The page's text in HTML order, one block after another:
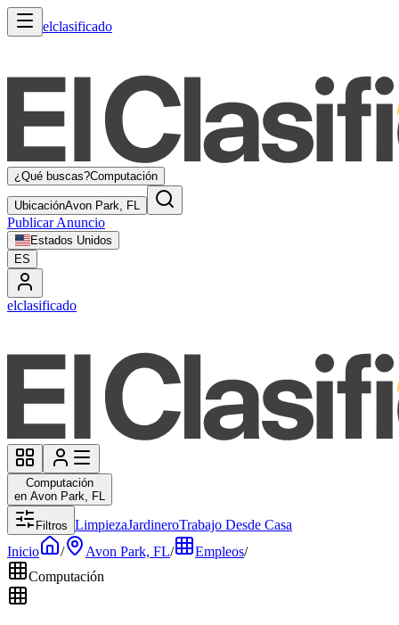
elclasificado
¿Qué buscas?Computación
UbicaciónAvon Park, FL
Publicar Anuncio
Estados Unidos
ES
elclasificado
Computación
en Avon Park, FL
Filtros LimpiezaJardineroTrabajo Desde Casa
Inicio
/ Avon Park, FL/ Empleos/
Computación